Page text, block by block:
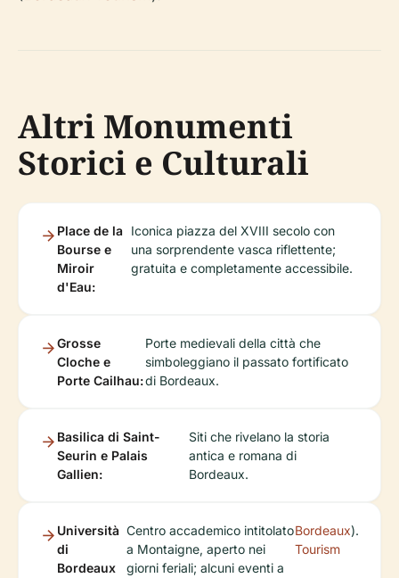
Altri Monumenti
Storici e Culturali
Place de la
Bourse e
Miroir
d'Eau:
Iconica piazza del XVIII secolo con
una sorprendente vasca riflettente;
gratuita e completamente accessibile.
Grosse
Cloche e
Porte Cailhau:
Porte medievali della città che
simboleggiano il passato fortificato
di Bordeaux.
Basilica di Saint-
Seurin e Palais
Gallien:
Siti che rivelano la storia
antica e romana di
Bordeaux.
Università
di
Bordeaux
Centro accademico intitolato
a Montaigne, aperto nei
giorni feriali; alcuni eventi a
Bordeaux
Tourism
).